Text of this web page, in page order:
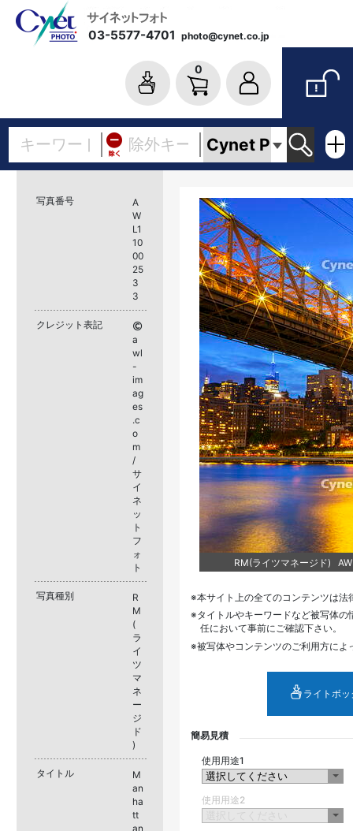
03-5577-4701 photo@cynet.co.jp
0
写真番号
A
W
L1
10
00
25
3
3
クレジット表記
a
wl
-
im
ag
es
.c
o
m
/
サ
イ
ネ
ッ
ト
フ
ォ
ト
写真種別
R
M
(
ラ
イ
ツ
マ
ネ
ー
ジ
ド
)
タイトル
M
an
ha
tt
an
RM(ライツマネージド)
本サイト上の全てのコンテンツは
タイトルやキーワードなど被写体
任において事前にご確認下さい。
被写体やコンテンツのご利用方に
ライトボ
簡易見積
使用用途1
使用用途2